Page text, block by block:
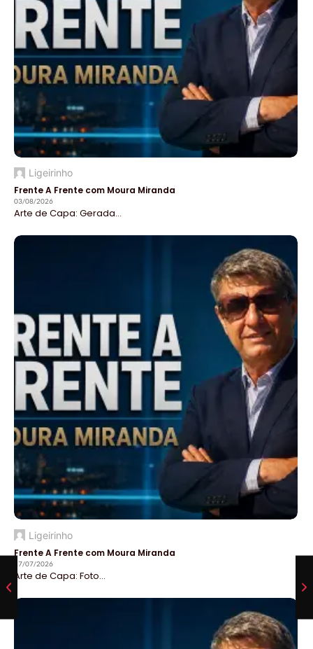
Ligeirinho
Frente A Frente com Moura Miranda
03/08/2026
Arte de Capa: Gerada...
Ligeirinho
Frente A Frente com Moura Miranda
27/07/2026
Arte de Capa: Foto...